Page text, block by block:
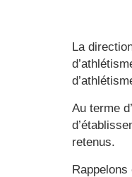
La
Au terme
retenus.